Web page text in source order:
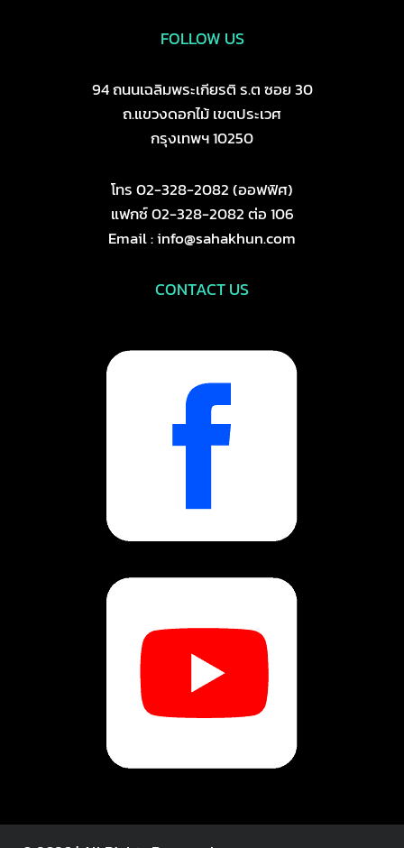
FOLLOW US
94 ถนนเฉลิมพระเกียรติ ร.ต ซอย 30
ถ.แขวงดอกไม้ เขตประเวศ
กรุงเทพฯ 10250
โทร 02-328-2082 (ออฟฟิศ)
แฟกซ์ 02-328-2082 ต่อ 106
Email : info@sahakhun.com
CONTACT US